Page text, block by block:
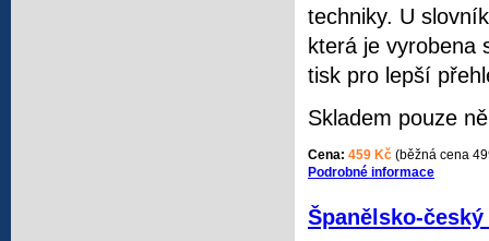
techniky. U
která je vyrobena
tisk pro lepší
Skladem pouze
Cena: 459 Kč (běžná cena
Podrobné informace
Španělsko-